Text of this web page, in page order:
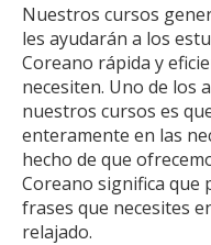
Nuestros cursos
les ayudarán a los
Coreano rápida y
necesiten. Uno de los
nuestros cursos es
enteramente en las
hecho de que
Coreano significa que
frases que necesites
relajado.